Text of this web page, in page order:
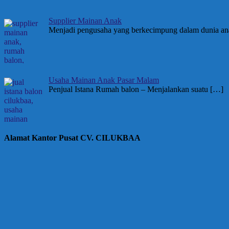
Supplier Mainan Anak
Menjadi pengusaha yang berkecimpung dalam dunia
Usaha Mainan Anak Pasar Malam
Penjual Istana Rumah balon – Menjalankan suatu […]
Alamat Kantor Pusat CV. CILUKBAA